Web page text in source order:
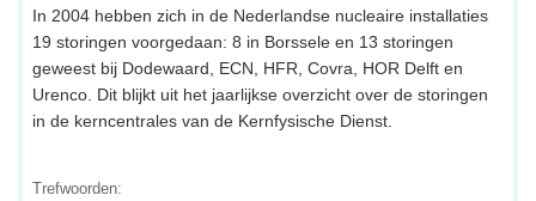
In 2004 hebben zich in de Nederlandse nucleaire installaties
19 storingen voorgedaan: 8 in Borssele en 13 storingen
geweest bij Dodewaard, ECN, HFR, Covra, HOR Delft en
Urenco. Dit blijkt uit het jaarlijkse overzicht over de storingen
in de kerncentrales van de Kernfysische Dienst.
Trefwoorden: